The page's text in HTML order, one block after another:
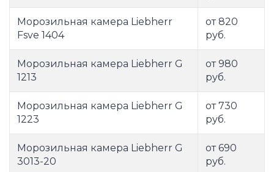
Морозильная камера Liebherr
Fsve 1404
от 820
руб.
Морозильная камера Liebherr G
1213
от 980
руб.
Морозильная камера Liebherr G
1223
от 730
руб.
Морозильная камера Liebherr G
3013-20
от 690
руб.